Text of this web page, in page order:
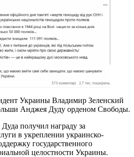
Украины Владимир Зеленский
Анджея Дуду орденом Свободы.
получил награду за
в укреплении украинско-
государственного
целостности Украины.